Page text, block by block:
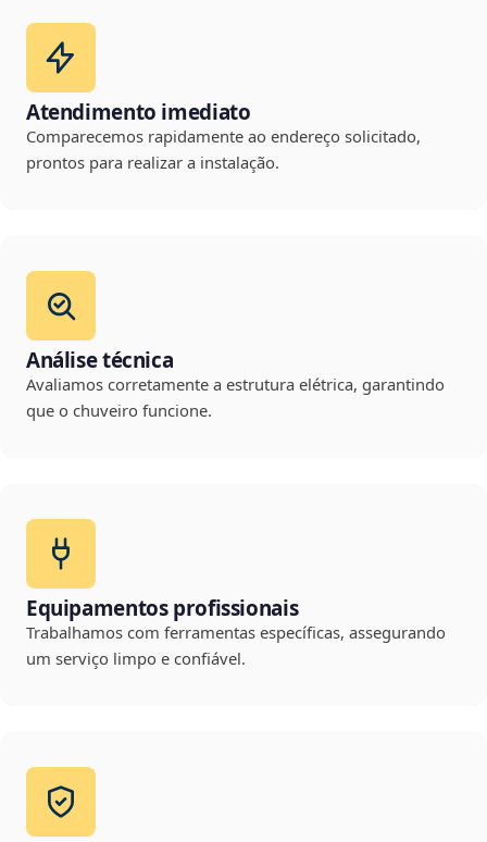
Atendimento imediato
Comparecemos rapidamente ao endereço solicitado,
prontos para realizar a instalação.
Análise técnica
Avaliamos corretamente a estrutura elétrica, garantindo
que o chuveiro funcione.
Equipamentos profissionais
Trabalhamos com ferramentas específicas, assegurando
um serviço limpo e confiável.